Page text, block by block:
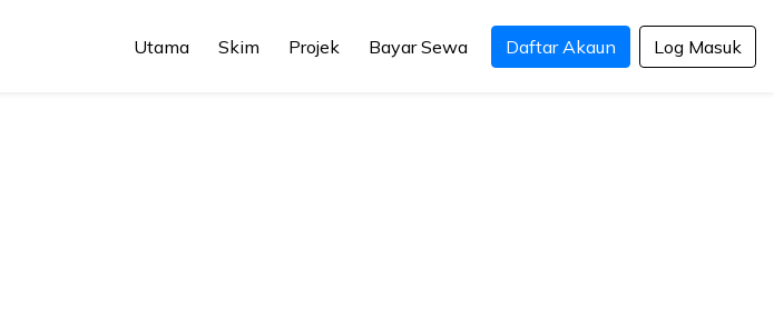
Utama Skim Projek Bayar Sewa Daftar Akaun Log Masuk